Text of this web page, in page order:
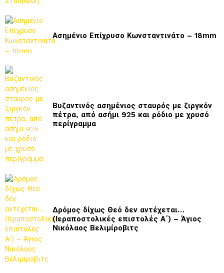
Ασημένιο Επίχρυσο Κωνσταντινάτο – 18mm
Βυζαντινός ασημένιος σταυρός με ζιργκόν
πέτρα, από ασήμι 925 και ρόδιο με χρυσό
περίγραμμα
Δρόμος δίχως Θεό δεν αντέχεται…
(Ιεραποστολικές επιστολές Α΄) – Άγιος
Νικόλαος Βελιμίροβιτς